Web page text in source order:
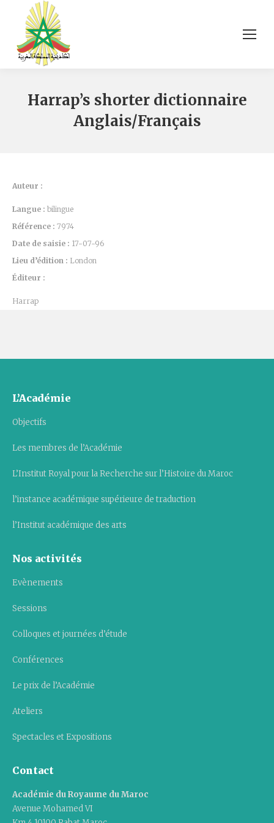
Harrap’s shorter dictionnaire
Anglais/Français
Auteur :
Langue : bilingue
Référence : 7974
Date de saisie : 17-07-96
Lieu d’édition : London
Éditeur :
Harrap
L’Académie
Objectifs
Les membres de l’Académie
L’Institut Royal pour la Recherche sur l’Histoire du Maroc
l’instance académique supérieure de traduction
l’Institut académique des arts
Nos activités
Evènements
Sessions
Colloques et journées d’étude
Conférences
Le prix de l’Académie
Ateliers
Spectacles et Expositions
Contact
Académie du Royaume du Maroc
Avenue Mohamed VI